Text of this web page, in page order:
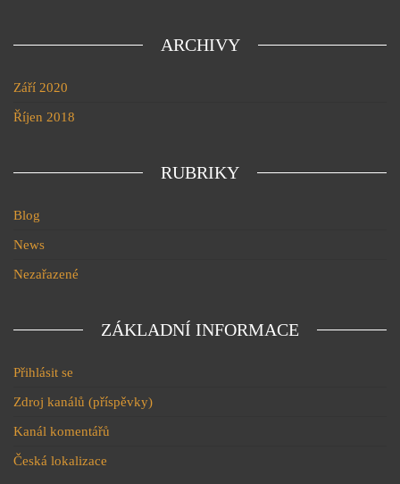
ARCHIVY
Září 2020
Říjen 2018
RUBRIKY
Blog
News
Nezařazené
ZÁKLADNÍ INFORMACE
Přihlásit se
Zdroj kanálů (příspěvky)
Kanál komentářů
Česká lokalizace